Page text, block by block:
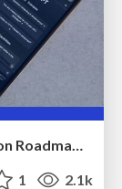
How to Build an AI Search Optimization Roadmap - Criteria and Steps to Take #SEOIRL
1 2.1k